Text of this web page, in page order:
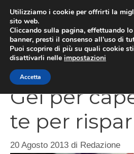
contenuto
Gel per
te per
20 Agosto 2013 di Redazione
Utilizziamo i cookie per offrirti la
sito web.
Cliccando sulla pagina, effettuando
banner, presti il consenso all’uso di
Puoi scoprire di più su quali cookie
disattivarli nelle impostazioni
Accetta